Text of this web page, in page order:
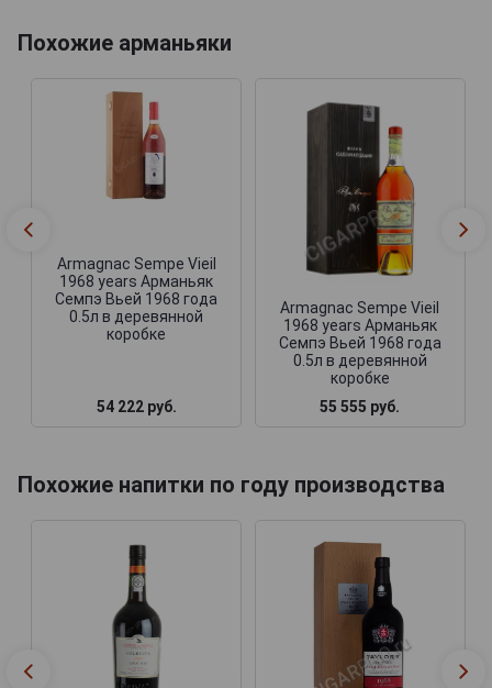
Похожие арманьяки
Armagnac Sempe Vieil
1968 years Арманьяк
Семпэ Вьей 1968 года
0.5л в деревянной
коробке
54 222 руб.
Armagnac Sempe Vieil
1968 years Арманьяк
Семпэ Вьей 1968 года
0.5л в деревянной
коробке
55 555 руб.
Похожие напитки по году производства